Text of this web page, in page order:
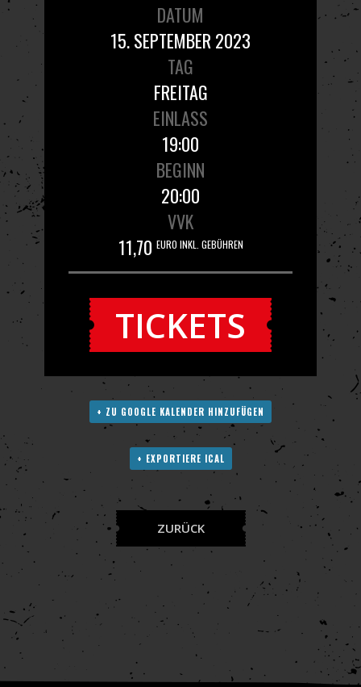
DATUM
15. SEPTEMBER 2023
TAG
FREITAG
EINLASS
19:00
BEGINN
20:00
VVK
11,70 EURO INKL. GEBÜHREN
TICKETS
+ ZU GOOGLE KALENDER HINZUFÜGEN
+ EXPORTIERE ICAL
ZURÜCK